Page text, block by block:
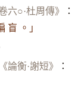
六○·杜周傳》 ：
盲 。」
《論衡·謝短》 ：